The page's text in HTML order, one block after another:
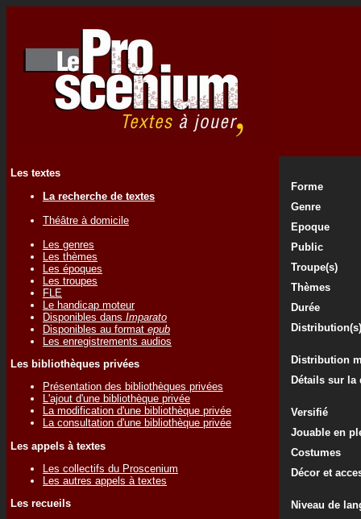
Les textes
La recherche de textes
Théâtre à domicile
Les genres
Les thèmes
Les époques
Les troupes
FLE
Le handicap moteur
Disponibles dans Imparato
Disponibles au format epub
Les enregistrements audios
Les bibliothèques privées
Présentation des bibliothèques privées
L'ajout d'une bibliothèque privée
La modification d'une bibliothèque privée
La consultation d'une bibliothèque privée
Les appels à textes
Les collectifs du Proscenium
Les autres appels à textes
Les recueils
Forme
Genre
Epoque
Public
Troupe(s)
Thèmes
Durée
Distribution(s)
Distribution
Détails sur
Versifié
Jouable en
Costumes
Décor et
Niveau de